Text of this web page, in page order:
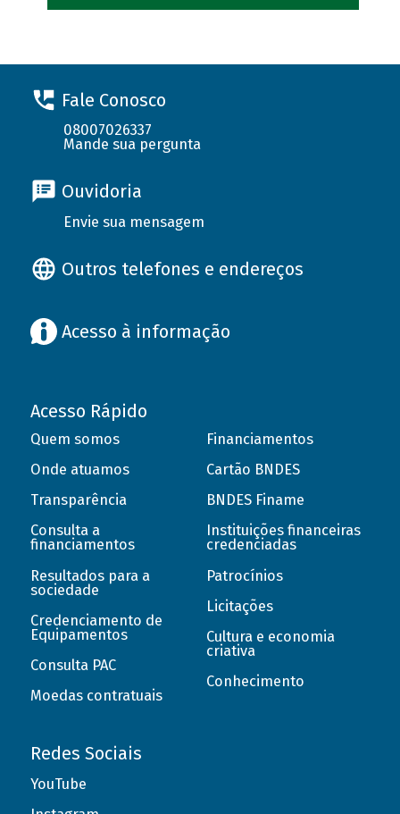
Fale Conosco
08007026337
Mande sua pergunta
Ouvidoria
Envie sua mensagem
Outros telefones e endereços
Acesso à informação
Acesso Rápido
Quem somos
Onde atuamos
Transparência
Consulta a
financiamentos
Resultados para a
sociedade
Credenciamento de
Equipamentos
Consulta PAC
Moedas contratuais
Financiamentos
Cartão BNDES
BNDES Finame
Instituições financeiras
credenciadas
Patrocínios
Licitações
Cultura e economia
criativa
Conhecimento
Redes Sociais
YouTube